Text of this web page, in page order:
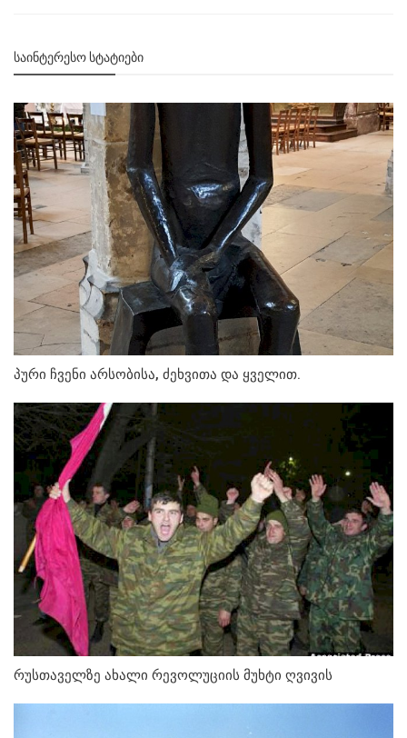
ᲡᲐᲘᲜᲢᲔᲠᲔᲡᲝ ᲡᲢᲐᲢᲘᲔᲑᲘ
პური ჩვენი არსობისა, ძეხვითა და ყველით.
რუსთაველზე ახალი რევოლუციის მუხტი ღვივის